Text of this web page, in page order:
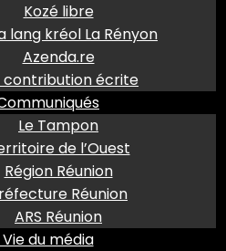
Kozé libre
lang kréol La Rényon
Azenda.re
contribution écrite
Le Tampon
de l’Ouest
Région Réunion
Réunion
ARS Réunion
du média